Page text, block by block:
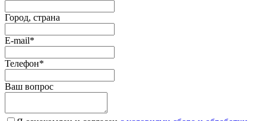
Город, страна
E-mail*
Телефон*
Ваш вопрос